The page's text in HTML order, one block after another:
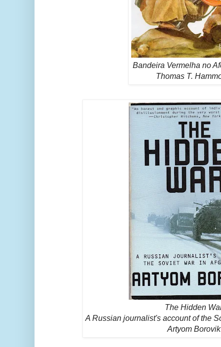
Bandeira Vermelha no
Thomas T.
The Hidden
A Russian journalist's account of the
Artyom